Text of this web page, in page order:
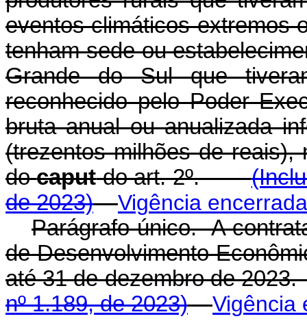
eventos climáticos extremos
tenham sede ou
Grande do Sul que
reconhecido pelo Poder
bruta anual ou anualizada
(trezentos milhões de
docaputdo art. 2º.
de 2023)
Vigência encerrada
Parágrafo único. A
de Desenvolvimento
até 31 de dezembro de
nº 1.189, de 2023)
Vigência